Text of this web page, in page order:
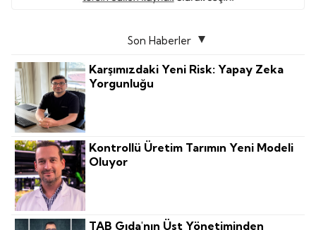
Son Haberler
Karşımızdaki Yeni Risk: Yapay Zeka
Yorgunluğu
Kontrollü Üretim Tarımın Yeni Modeli
Oluyor
TAB Gıda'nın Üst Yönetiminden